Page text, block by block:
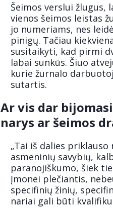
Šeimos verslui žlugus,
vienos šeimos leistas
jo numeriams, nes
pinigų. Tačiau
susitaikyti, kad pirmi
labai sunkūs. Šiuo
kurie žurnalo
sutartis.
Ar vis dar
narys ar šeimos
„Tai iš dalies priklauso
asmeninių savybių,
paranojiškumo, šiek
Įmonei plečiantis,
specifinių žinių,
nariai gali būti